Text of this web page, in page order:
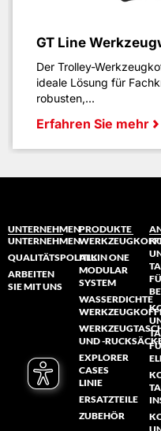
GT Line
Der Trolley-
ideale Lösung für
robusten,...
Erfahren Sie mehr
UNTERNEHMEN
UNTERNEHMEN
QUALITÄTSPOLITIK
ARBEITEN
SIE MIT UNS
PRODUKTE
ALL IN ONE
MODULAR
SYSTEM
WASSERDICHTE
UND -
EXPLORER
CASES
LINIE
ERSATZTEILE
ZUBEHÖR